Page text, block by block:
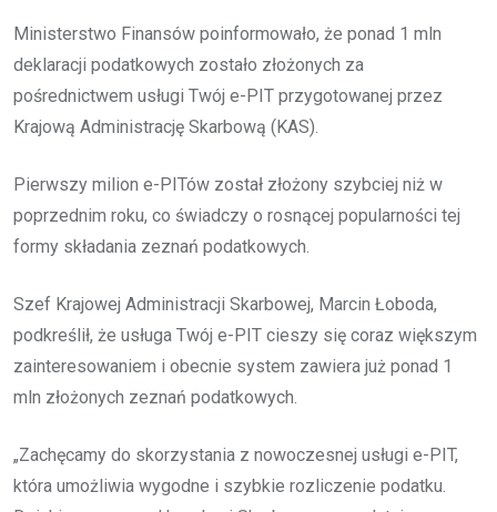
Ministerstwo Finansów poinformowało, że ponad 1 mln
deklaracji podatkowych zostało złożonych za
pośrednictwem usługi Twój e-PIT przygotowanej przez
Krajową Administrację Skarbową (KAS).
Pierwszy milion e-PITów został złożony szybciej niż w
poprzednim roku, co świadczy o rosnącej popularności tej
formy składania zeznań podatkowych.
Szef Krajowej Administracji Skarbowej, Marcin Łoboda,
podkreślił, że usługa Twój e-PIT cieszy się coraz większym
zainteresowaniem i obecnie system zawiera już ponad 1
mln złożonych zeznań podatkowych.
„Zachęcamy do skorzystania z nowoczesnej usługi e-PIT,
która umożliwia wygodne i szybkie rozliczenie podatku.